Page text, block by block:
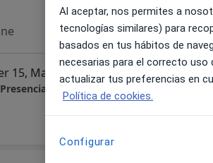
15, Madrid • Mapa
Al aceptar, nos permites a
tecnologías similares) para
basados en tus hábitos de
necesarias para el correcto
actualizar tus preferencias en
Política de cookies.
Configurar